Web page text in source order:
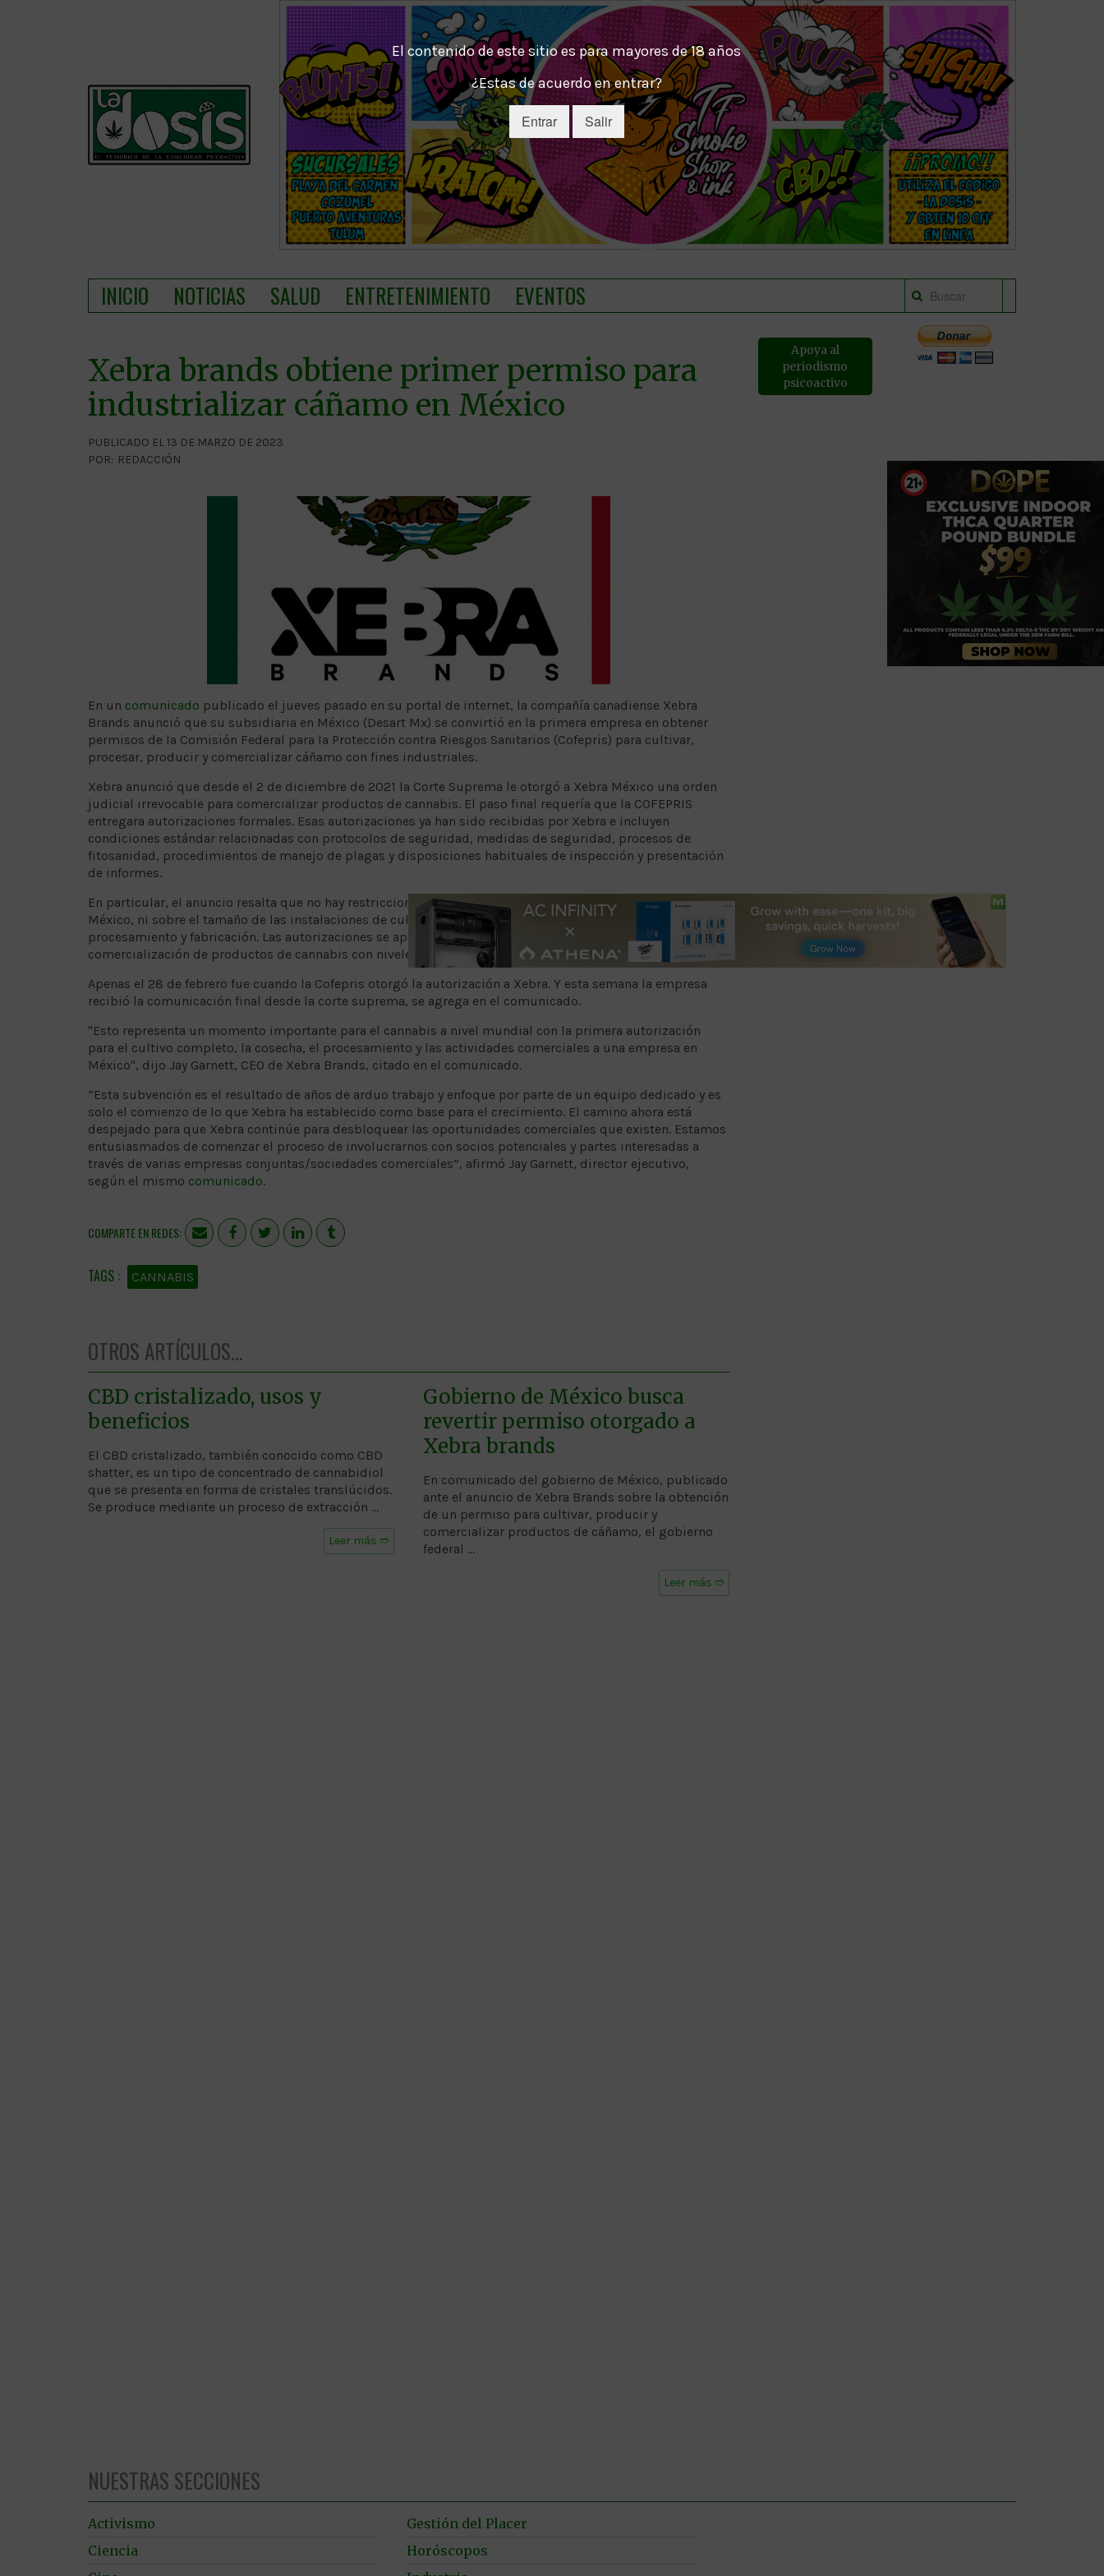
El contenido de este sitio es para mayores de 18 años
¿Estas de acuerdo en entrar?
Entrar Salir
INICIO NOTICIAS SALUD ENTRETENIMIENTO EVENTOS
Xebra brands obtiene primer permiso para
industrializar cáñamo en México
PUBLICADO EL 13 DE MARZO DE 2023
POR: REDACCIÓN
En un comunicado publicado el jueves pasado en su portal de internet, la compañía canadiense Xebra
Brands anunció que su subsidiaria en México (Desart Mx) se convirtió en la primera empresa en obtener
permisos de la Comisión Federal para la Protección contra Riesgos Sanitarios (Cofepris) para cultivar,
procesar, producir y comercializar cáñamo con fines industriales.
Xebra anunció que desde el 2 de diciembre de 2021 la Corte Suprema le otorgó a Xebra México una orden
judicial irrevocable para comercializar productos de cannabis. El paso final requería que la COFEPRIS
entregara autorizaciones formales. Esas autorizaciones ya han sido recibidas por Xebra e incluyen
condiciones estándar relacionadas con protocolos de seguridad, medidas de seguridad, procesos de
fitosanidad, procedimientos de manejo de plagas y disposiciones habituales de inspección y presentación
de informes.
En particular, el anuncio resalta que no hay restricciones sobre dónde Xebra puede cultivar cannabis en
México, ni sobre el tamaño de las instalaciones de cultivo, o el volumen de las operaciones de
procesamiento y fabricación. Las autorizaciones se aplicarán inicialmente de forma específica a la
comercialización de productos de cannabis con niveles bajos de THC (menos del 1%).
Apenas el 28 de febrero fue cuando la Cofepris otorgó la autorización a Xebra. Y esta semana la empresa
recibió la comunicación final desde la corte suprema, se agrega en el comunicado.
"Esto representa un momento importante para el cannabis a nivel mundial con la primera autorización
para el cultivo completo, la cosecha, el procesamiento y las actividades comerciales a una empresa en
México", dijo Jay Garnett, CEO de Xebra Brands, citado en el comunicado.
“Esta subvención es el resultado de años de arduo trabajo y enfoque por parte de un equipo dedicado y es
solo el comienzo de lo que Xebra ha establecido como base para el crecimiento. El camino ahora está
despejado para que Xebra continúe para desbloquear las oportunidades comerciales que existen. Estamos
entusiasmados de comenzar el proceso de involucrarnos con socios potenciales y partes interesadas a
través de varias empresas conjuntas/sociedades comerciales”, afirmó Jay Garnett, director ejecutivo,
según el mismo comunicado.
COMPARTE EN REDES:
CANNABIS
OTROS ARTÍCULOS...
CBD cristalizado, usos y
beneficios
El CBD cristalizado, también conocido como CBD
shatter, es un tipo de concentrado de cannabidiol
que se presenta en forma de cristales translúcidos.
Se produce mediante un proceso de extracción …
Leer más ➱
Gobierno de México busca
revertir permiso otorgado a
Xebra brands
En comunicado del gobierno de México, publicado
ante el anuncio de Xebra Brands sobre la obtención
de un permiso para cultivar, producir y
comercializar productos de cáñamo, el gobierno
federal …
Leer más ➱
Apoya al
periodismo
psicoactivo
NUESTRAS SECCIONES
Activismo
Ciencia
Gestión del Placer
Horóscopos